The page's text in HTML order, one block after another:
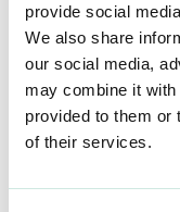
provide social
We also share
our social media,
may combine it with
provided to them or
of their services.